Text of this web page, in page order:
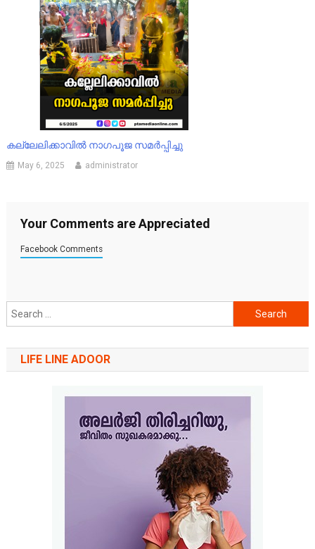
കല്ലേലിക്കാവിൽ നാഗപൂജ സമർപ്പിച്ചു
May 6, 2025 administrator
Your Comments are Appreciated
Facebook Comments
Search
for:
LIFE LINE ADOOR